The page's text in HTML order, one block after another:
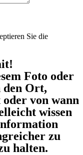
Sie die
Foto oder
den Ort,
von wann
wissen
zu
halten.